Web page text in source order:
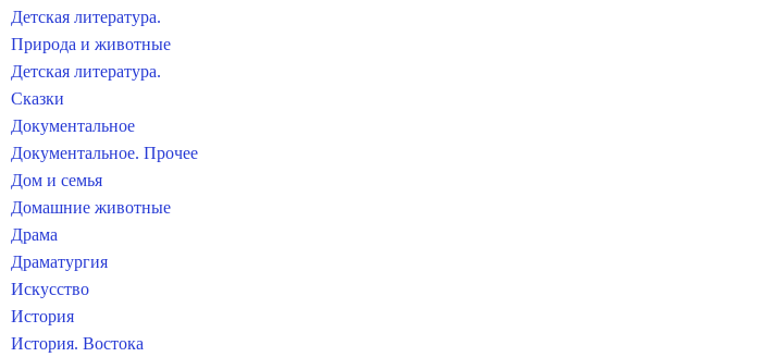
Детская литература.
Природа и животные
Детская литература.
Сказки
Документальное
Документальное. Прочее
Дом и семья
Домашние животные
Драма
Драматургия
Искусство
История
История. Востока